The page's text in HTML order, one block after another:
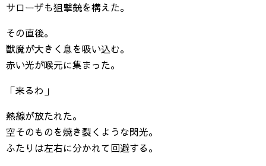
サローザも狙撃銃を構えた。
その直後。
獣魔が大きく息を吸い込む。
赤い光が喉元に集まった。
「来るわ」
熱線が放たれた。
空そのものを焼き裂くような閃光。
ふたりは左右に分かれて回避する。